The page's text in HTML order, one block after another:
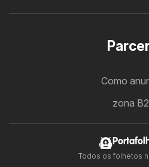
Como
zona
Todos os folhetos